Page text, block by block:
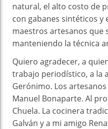
natural, el alto costo de
con gabanes sintéticos y
maestros artesanos que
manteniendo la técnica
Quiero agradecer, a
trabajo periodístico, a la
Gerónimo. Los artesanos
Manuel Bonaparte. Al
Chuela. La cocinera
Galván y a mi amigo